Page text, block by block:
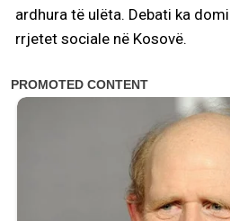
ardhura të ulëta. Debati ka
rrjetet sociale në Kosovë.